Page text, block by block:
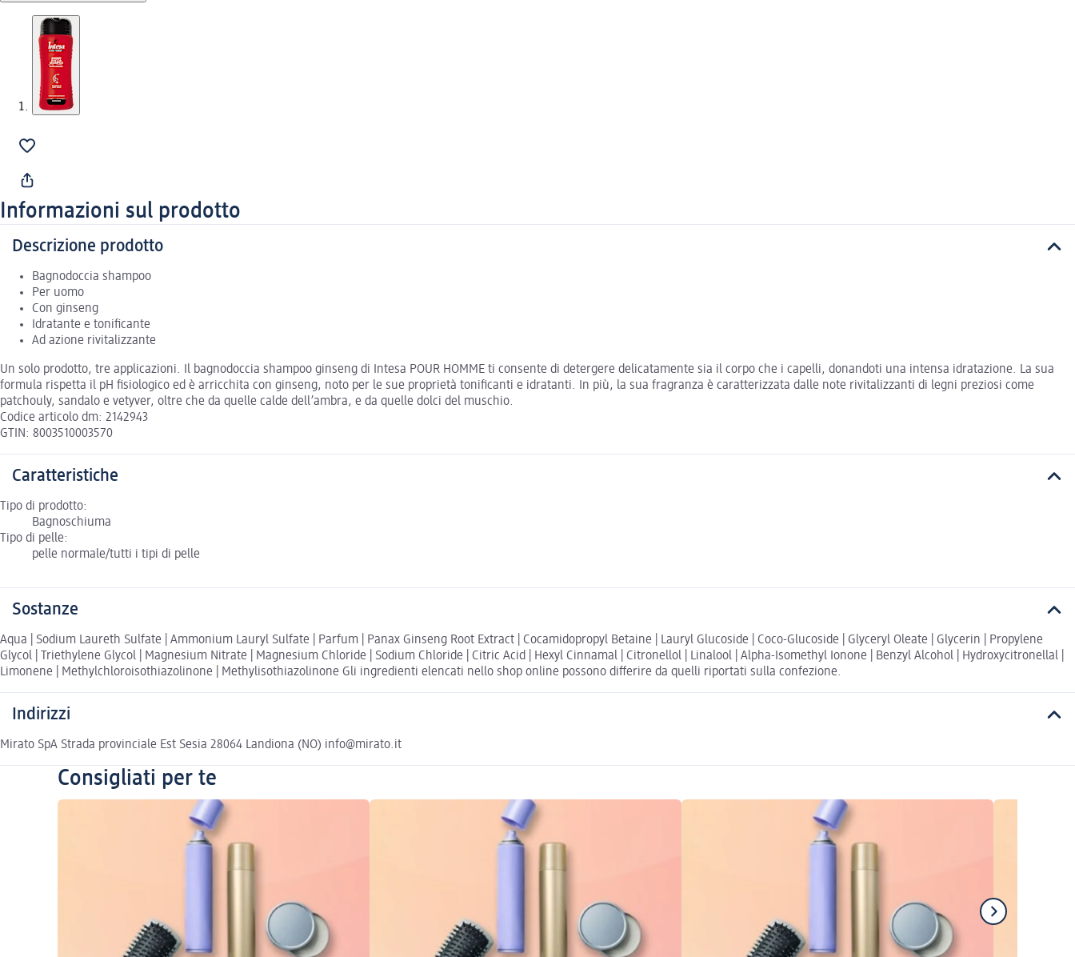
Informazioni sul prodotto
Descrizione prodotto
Bagnodoccia shampoo
Per uomo
Con ginseng
Idratante e tonificante
Ad azione rivitalizzante
Un solo prodotto, tre applicazioni. Il bagnodoccia shampoo ginseng di Intesa POUR HOMME ti consente di detergere delicatamente sia il corpo che i capelli, donandoti una intensa idratazione. La sua
formula rispetta il pH fisiologico ed è arricchita con ginseng, noto per le sue proprietà tonificanti e idratanti. In più, la sua fragranza è caratterizzata dalle note rivitalizzanti di legni preziosi come
patchouly, sandalo e vetyver, oltre che da quelle calde dell’ambra, e da quelle dolci del muschio.
Codice articolo dm: 2142943
GTIN: 8003510003570
Caratteristiche
Tipo di prodotto:
Bagnoschiuma
Tipo di pelle:
pelle normale/tutti i tipi di pelle
Sostanze
Aqua | Sodium Laureth Sulfate | Ammonium Lauryl Sulfate | Parfum | Panax Ginseng Root Extract | Cocamidopropyl Betaine | Lauryl Glucoside | Coco-Glucoside | Glyceryl Oleate | Glycerin | Propylene
Glycol | Triethylene Glycol | Magnesium Nitrate | Magnesium Chloride | Sodium Chloride | Citric Acid | Hexyl Cinnamal | Citronellol | Linalool | Alpha-Isomethyl Ionone | Benzyl Alcohol | Hydroxycitronellal |
Limonene | Methylchloroisothiazolinone | Methylisothiazolinone Gli ingredienti elencati nello shop online possono differire da quelli riportati sulla confezione.
Indirizzi
Mirato SpA Strada provinciale Est Sesia 28064 Landiona (NO) info@mirato.it
Consigliati per te